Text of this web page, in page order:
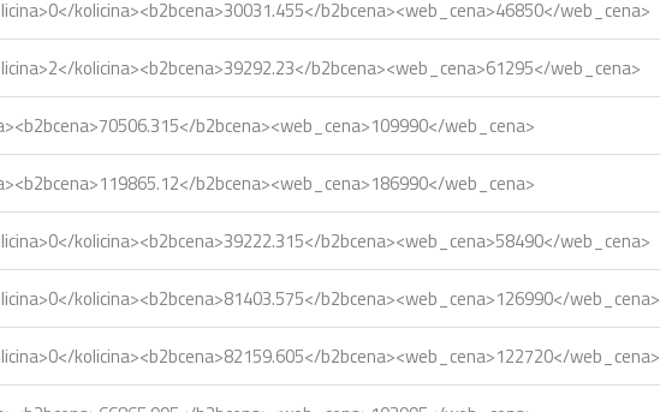
kolicina><b2bcena>30031.455</b2bcena><web_cena>46850</web_cena>
kolicina><b2bcena>39292.23</b2bcena><web_cena>61295</web_cena>
b2bcena><web_cena>109990</web_cena>
b2bcena><web_cena>186990</web_cena>
kolicina><b2bcena>39222.315</b2bcena><web_cena>58490</web_cena>
kolicina><b2bcena>81403.575</b2bcena><web_cena>126990</web_cena>
kolicina><b2bcena>82159.605</b2bcena><web_cena>122720</web_cena>